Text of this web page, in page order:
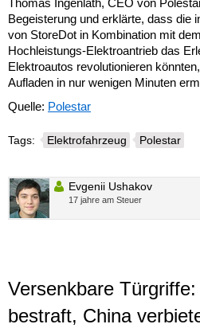
Thomas Ingenlath, CEO von
Begeisterung und erklärte, dass die
von StoreDot in Kombination mit
Hochleistungs-Elektroantrieb das
Elektroautos revolutionieren
Aufladen in nur wenigen Minuten
Quelle: Polestar
Tags: Elektrofahrzeug Polestar
Evgenii Ushakov
17 jahre am Steuer
Versenkbare
bestraft, China